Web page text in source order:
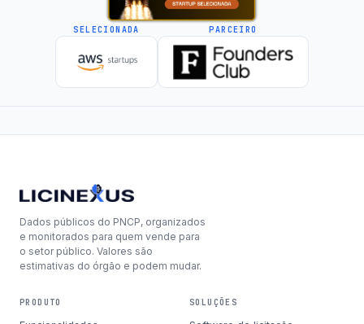
SELECIONADA PARCEIRO
Dados públicos do PNCP, organizados
e monitorados para quem vende para
o setor público. Valores são
estimativas do órgão e podem mudar.
PRODUTO SOLUÇÕES